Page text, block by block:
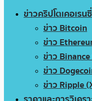
ข่าวคริปโตเคอเรนซี่
ข่าว Bitcoin
ข่าว
ข่าว
ข่าว
ข่าว Ripple